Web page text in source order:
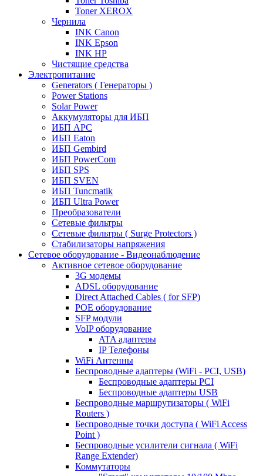
Toner XEROX
Чернила
INK Canon
INK Epson
INK HP
Чистящие средства
Электропитание
Generators ( Генераторы )
Power Stations
Solar Power
Аккумуляторы для ИБП
ИБП APC
ИБП Eaton
ИБП Gembird
ИБП PowerCom
ИБП SPS
ИБП SVEN
ИБП Tuncmatik
ИБП Ultra Power
Преобразователи
Сетевые фильтры
Сетевые фильтры ( Surge Protectors )
Стабилизаторы напряжения
Сетевое оборудование - Видеонаблюдение
Активное сетевое оборудование
3G модемы
ADSL оборудование
Direct Attached Cables ( for SFP)
POE оборудование
SFP модули
VoIP оборудование
ATA адаптеры
IP Телефоны
WiFi Антенны
Беспроводные адаптеры (WiFi - PCI, USB)
Беспроводные адаптеры PCI
Беспроводные адаптеры USB
Беспроводные маршрутизаторы ( WiFi
Routers )
Беспроводные точки доступа ( WiFi Access
Point )
Беспроводные усилители сигнала ( WiFi
Range Extender)
Коммутаторы